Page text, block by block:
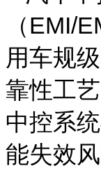
（EMI/
用车规
靠性工
中控系
能失效风